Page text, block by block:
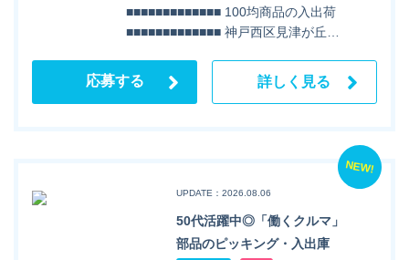
■■■■■■■■■■■■■ 100均商品の入出荷
■■■■■■■■■■■■■ 神戸西区見津が丘…
応募する 詳しく見る
NEW!
UPDATE：2026.08.06
50代活躍中◎「働くクルマ」
部品のピッキング・入出庫